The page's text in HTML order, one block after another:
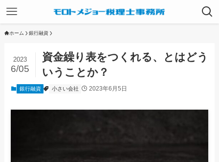
ホーム 銀行融資
資金繰り表をつくれる、とはどう
いうことか？
2023
6/05
銀行融資 小さい会社 2023年6月5日